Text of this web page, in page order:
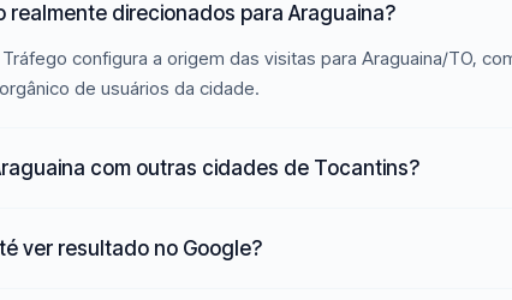
realmente direcionados para Araguaina?
configura a origem das visitas para Araguaina/TO,
de usuários da cidade.
com outras cidades de Tocantins?
ver resultado no Google?